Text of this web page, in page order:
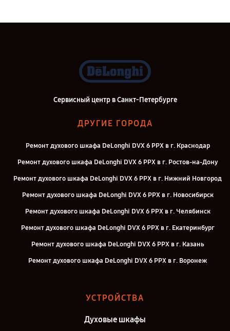
Сервисный центр в Санкт-Петербурге
ДРУГИЕ ГОРОДА
Ремонт духового шкафа DeLonghi DVX 6 PPX в г. Краснодар
Ремонт духового шкафа DeLonghi DVX 6 PPX в г. Ростов-на-Дону
Ремонт духового шкафа DeLonghi DVX 6 PPX в г. Нижний Новгород
Ремонт духового шкафа DeLonghi DVX 6 PPX в г. Новосибирск
Ремонт духового шкафа DeLonghi DVX 6 PPX в г. Челябинск
Ремонт духового шкафа DeLonghi DVX 6 PPX в г. Екатеринбург
Ремонт духового шкафа DeLonghi DVX 6 PPX в г. Казань
Ремонт духового шкафа DeLonghi DVX 6 PPX в г. Воронеж
Ремонт духового шкафа DeLonghi DVX 6 PPX в г. Самара
Ремонт духового шкафа DeLonghi DVX 6 PPX в г. Москва
УСТРОЙСТВА
Духовые шкафы